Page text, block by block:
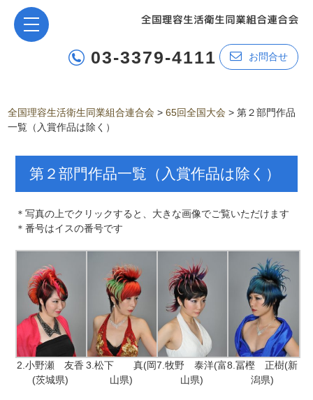
03-3379-4111 お問合せ
全国理容生活衛生同業組合連合会 >65回全国大会 >第２部門作品
一覧（入賞作品は除く）
第２部門作品一覧（入賞作品は除く）
＊写真の上でクリックすると、大きな画像でご覧いただけます
＊番号はイスの番号です
2.小野瀬 友香
(茨城県)
3.松下 真(岡
山県)
7.牧野 泰洋(富
山県)
8.冨樫 正樹(新
潟県)